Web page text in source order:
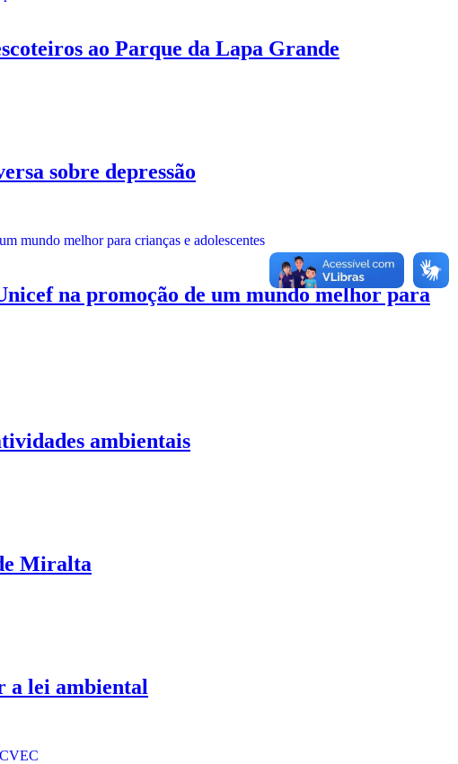
ao Parque da Lapa Grande
sobre depressão
na promoção de um mundo melhor para
ambientais
Miralta
lei ambiental